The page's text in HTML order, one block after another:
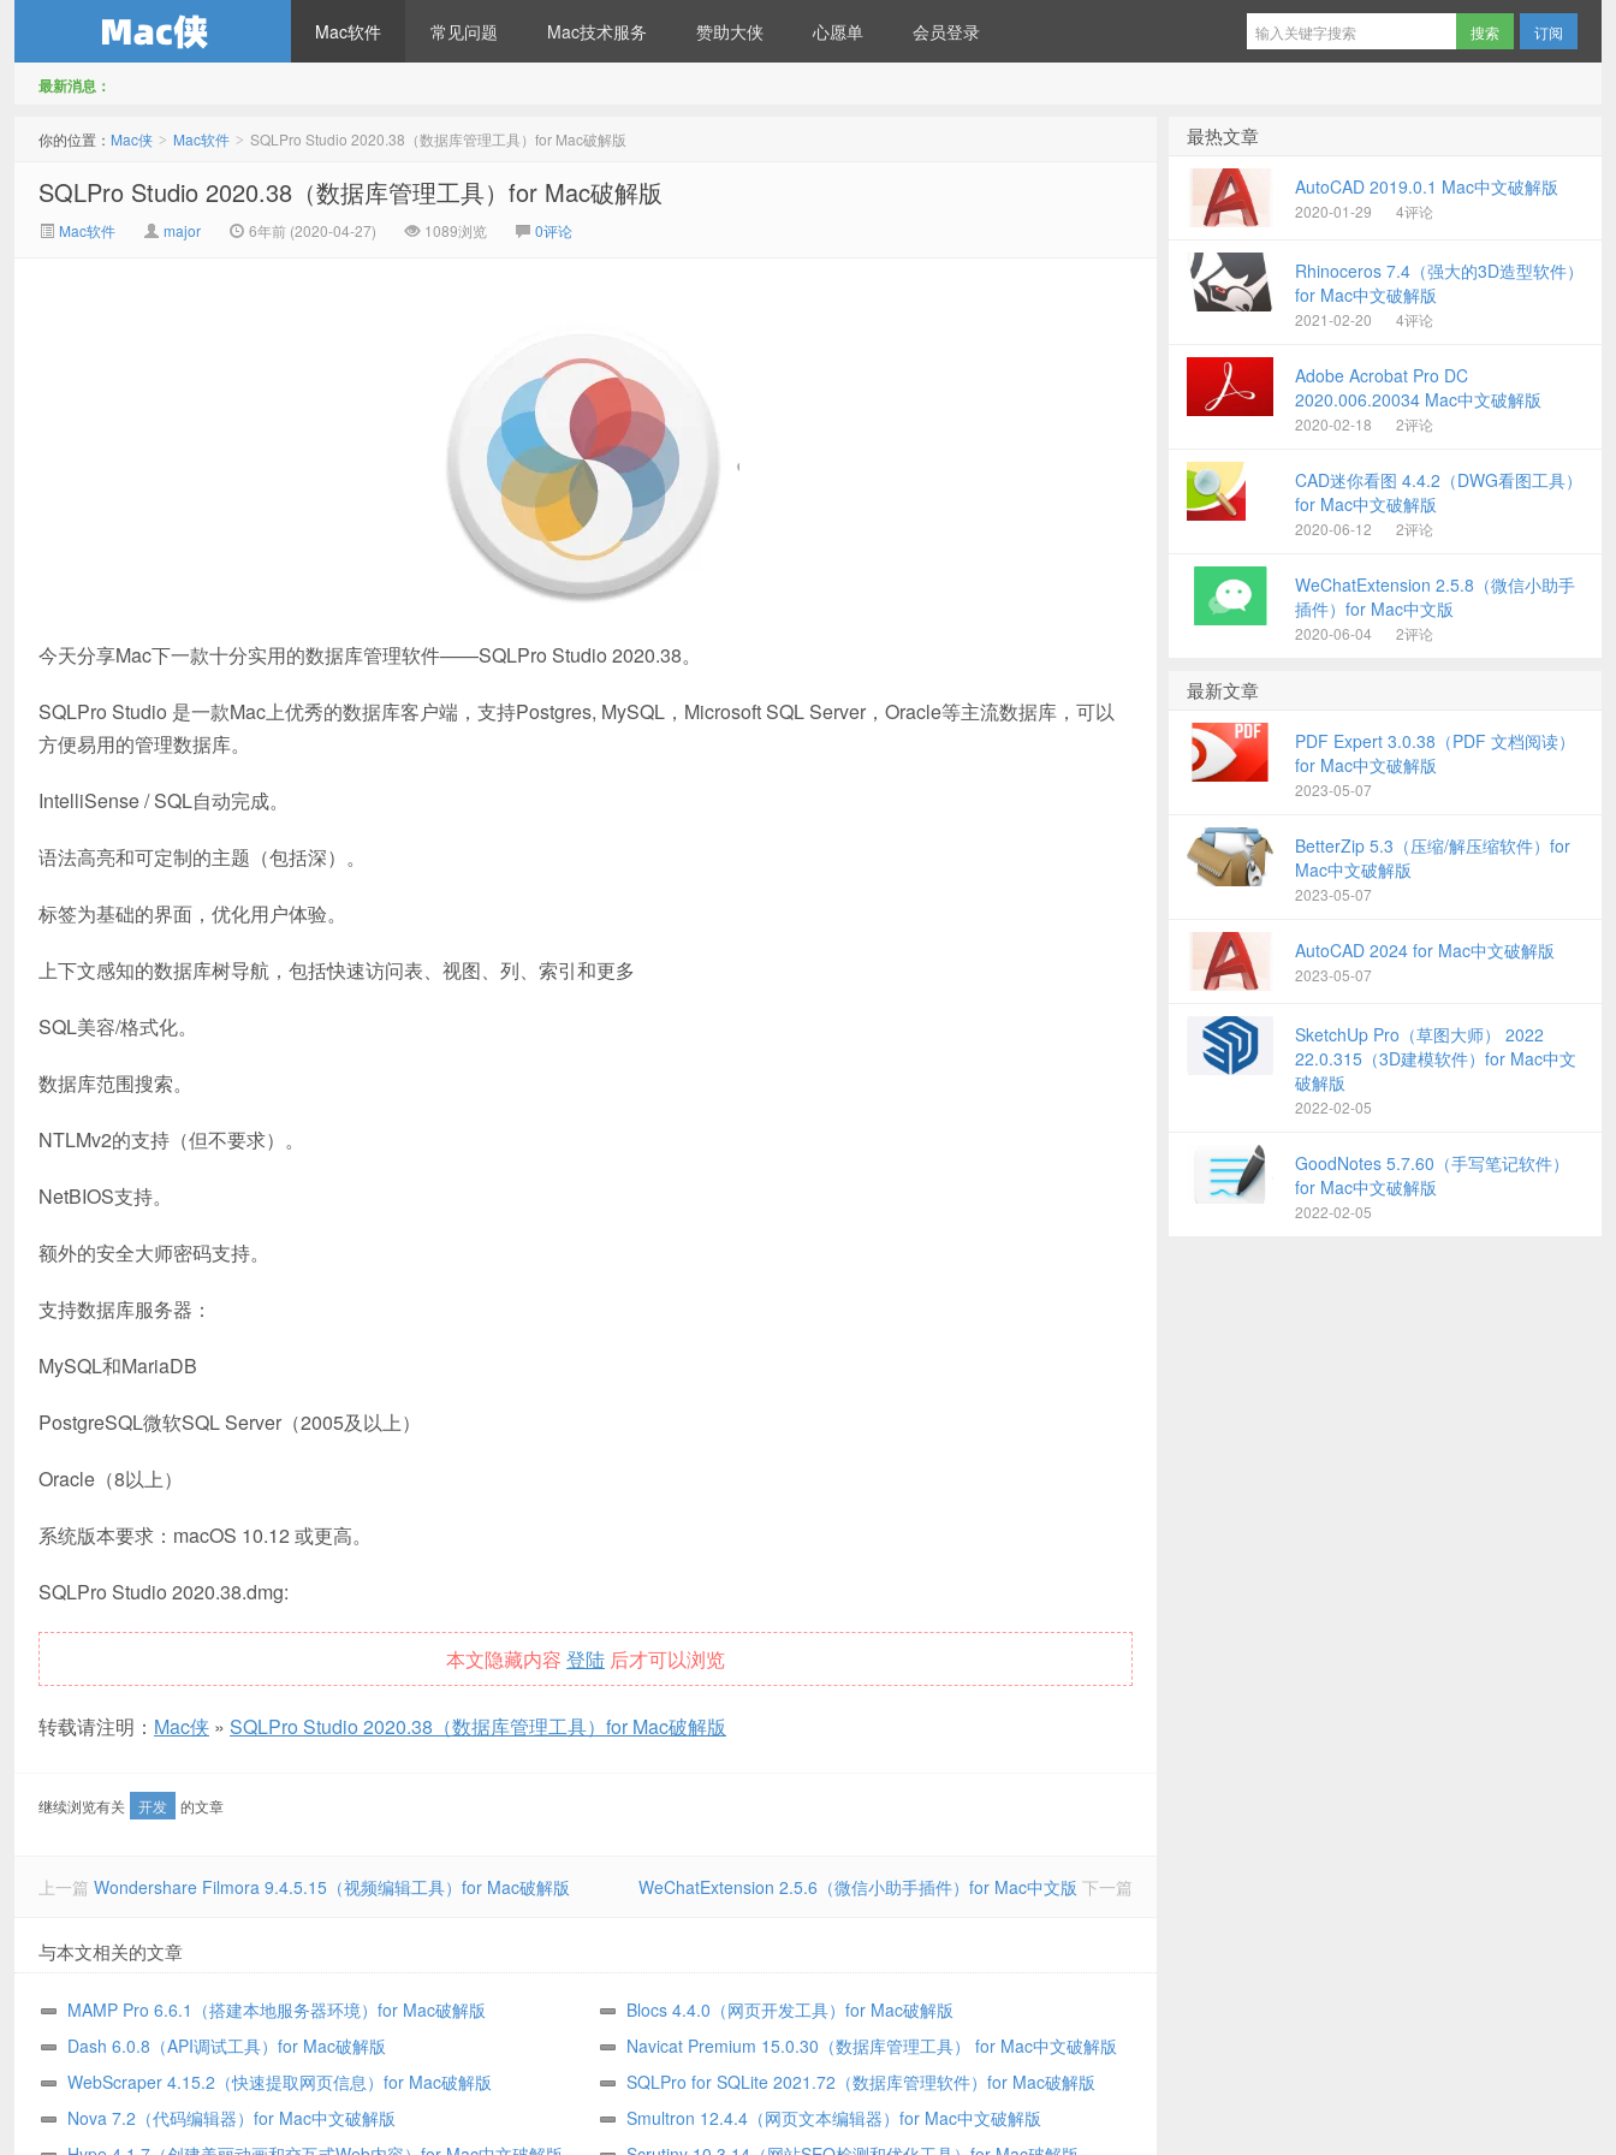
Mac软件 常见问题 Mac技术服务 赞助大侠 心愿单 会员登录 订阅
最新消息：
你的位置： Mac侠 > Mac软件 > SQLPro Studio 2020.38（数据库管理工具）for Mac破解版
SQLPro Studio 2020.38（数据库管理工具）for Mac破解版
Mac软件 major 6年前 (2020-04-27) 1089浏览 0评论
今天分享Mac下一款十分实用的数据库管理软件——SQLPro Studio 2020.38。
SQLPro Studio 是一款Mac上优秀的数据库客户端，支持Postgres, MySQL，Microsoft SQL Server，Oracle等主流数据库，可以
方便易用的管理数据库。
IntelliSense / SQL自动完成。
语法高亮和可定制的主题（包括深）。
标签为基础的界面，优化用户体验。
上下文感知的数据库树导航，包括快速访问表、视图、列、索引和更多
SQL美容/格式化。
数据库范围搜索。
NTLMv2的支持（但不要求）。
NetBIOS支持。
额外的安全大师密码支持。
支持数据库服务器：
MySQL和MariaDB
PostgreSQL微软SQL Server（2005及以上）
Oracle（8以上）
系统版本要求：macOS 10.12 或更高。
SQLPro Studio 2020.38.dmg:
本文隐藏内容 登陆 后才可以浏览
转载请注明： Mac侠 » SQLPro Studio 2020.38（数据库管理工具）for Mac破解版
继续浏览有关 开发 的文章
上一篇 Wondershare Filmora 9.4.5.15（视频编辑工具）for Mac破解版 WeChatExtension 2.5.6（微信小助手插件）for Mac中文版 下一篇
与本文相关的文章
MAMP Pro 6.6.1（搭建本地服务器环境）for Mac破解版
Blocs 4.4.0（网页开发工具）for Mac破解版
Dash 6.0.8（API调试工具）for Mac破解版
Navicat Premium 15.0.30（数据库管理工具） for Mac中文破解版
WebScraper 4.15.2（快速提取网页信息）for Mac破解版
SQLPro for SQLite 2021.72（数据库管理软件）for Mac破解版
Nova 7.2（代码编辑器）for Mac中文破解版
Smultron 12.4.4（网页文本编辑器）for Mac中文破解版
最热文章
AutoCAD 2019.0.1 Mac中文破解版
2020-01-29 4评论
Rhinoceros 7.4（强大的3D造型软件）
for Mac中文破解版
2021-02-20 4评论
Adobe Acrobat Pro DC
2020.006.20034 Mac中文破解版
2020-02-18 2评论
CAD迷你看图 4.4.2（DWG看图工具）
for Mac中文破解版
2020-06-12 2评论
WeChatExtension 2.5.8（微信小助手
插件）for Mac中文版
2020-06-04 2评论
最新文章
PDF Expert 3.0.38（PDF 文档阅读）
for Mac中文破解版
2023-05-07
BetterZip 5.3（压缩/解压缩软件）for
Mac中文破解版
2023-05-07
AutoCAD 2024 for Mac中文破解版
2023-05-07
SketchUp Pro（草图大师） 2022
22.0.315（3D建模软件）for Mac中文
破解版
2022-02-05
GoodNotes 5.7.60（手写笔记软件）
for Mac中文破解版
2022-02-05